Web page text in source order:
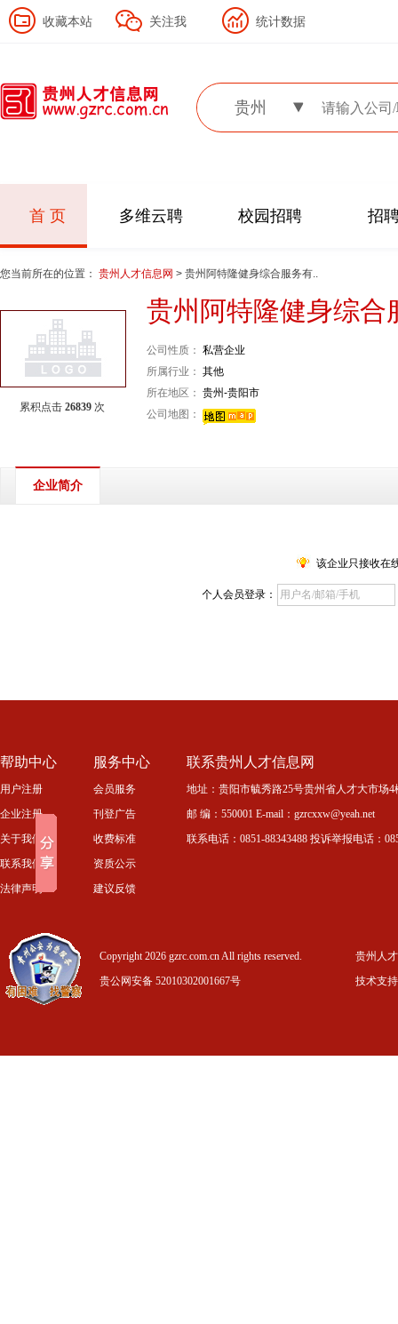
收藏本站 关注我 统计数据
贵州
首 页 多维云聘 校园招聘 招
您当前所在的位置： 贵州人才信息网 > 贵州阿特隆健身综合服务有..
累积点击 26839 次
贵州阿特隆健身综合
公司性质： 私营企业
所属行业： 其他
所在地区： 贵州-贵阳市
公司地图：
企业简介
该企业只接收在
个人会员登录：
帮助中心
用户注册
企业注册
关于我们
联系我们
法律声明
服务中心
会员服务
刊登广告
收费标准
资质公示
建议反馈
联系贵州人才信息网
地址：贵阳市毓秀路25号贵州省人才大市场
邮 编：550001 E-mail：gzrcxxw@yeah.net
联系电话：0851-88343488 投诉举报电话：
Copyright 2026 gzrc.com.cn All rights reserved.
贵公网安备 52010302001667号
贵州人
技术支